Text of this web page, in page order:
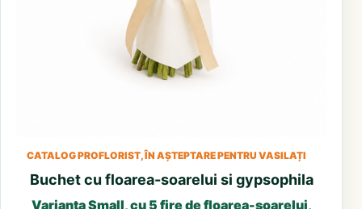
CATALOG PROFLORIST, ÎN AȘTEPTARE PENTRU VASILAȚI
Buchet cu floarea-soarelui si gypsophila
Varianta Small, cu 5 fire de floarea-soarelui,